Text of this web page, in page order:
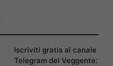
Iscriviti gratis al canale
Telegram del Veggente: